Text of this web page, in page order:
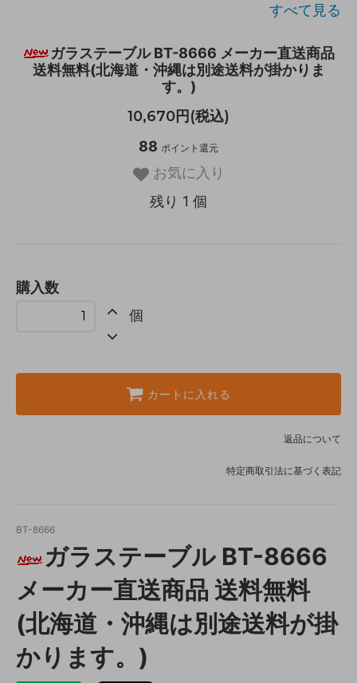
すべて見る
ガラステーブル BT-8666 メーカー直送商品
送料無料(北海道・沖縄は別途送料が掛かりま
す。)
10,670円(税込)
88 ポイント還元
お気に入り
残り 1 個
購入数
個
カートに入れる
返品について
特定商取引法に基づく表記
BT-8666
ガラステーブル BT-8666
メーカー直送商品 送料無料
(北海道・沖縄は別途送料が掛
かります。)